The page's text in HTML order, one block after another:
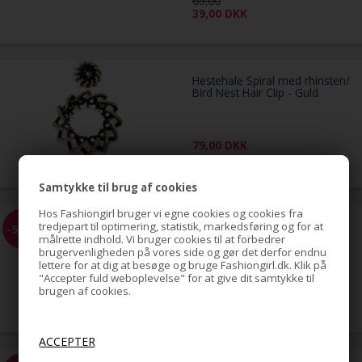
Samtykke til brug af cookies
Hos Fashiongirl bruger vi egne cookies og cookies fra
tredjepart til optimering, statistik, markedsføring og for at
målrette indhold. Vi bruger cookies til at forbedrer
brugervenligheden på vores side og gør det derfor endnu
lettere for at dig at besøge og bruge Fashiongirl.dk. Klik på
"Accepter fuld weboplevelse" for at give dit samtykke til
brugen af cookies.
39,00 DKK
Hestehale Spiral med rhinsten/
Bird Nest Hair Clip - Guld
79,00 DKK
-51% Hestehale Spiral med rhinsten/
Bird Nest Hair Clip - Sølv
79,00